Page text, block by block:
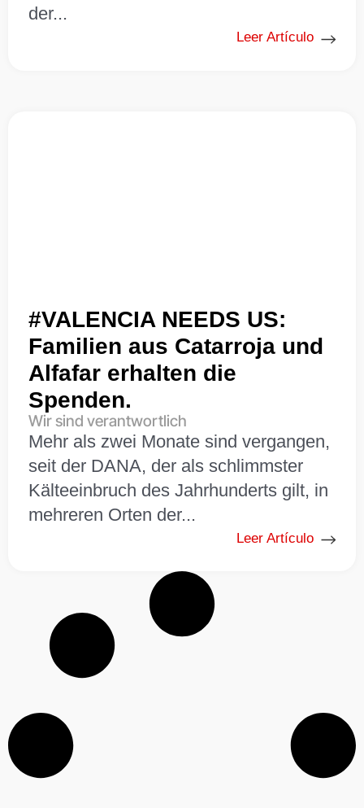
der...
Leer Artículo
#VALENCIA NEEDS US:
Familien aus Catarroja und
Alfafar erhalten die
Spenden.
Wir sind verantwortlich
Mehr als zwei Monate sind vergangen,
seit der DANA, der als schlimmster
Kälteeinbruch des Jahrhunderts gilt, in
mehreren Orten der...
Leer Artículo